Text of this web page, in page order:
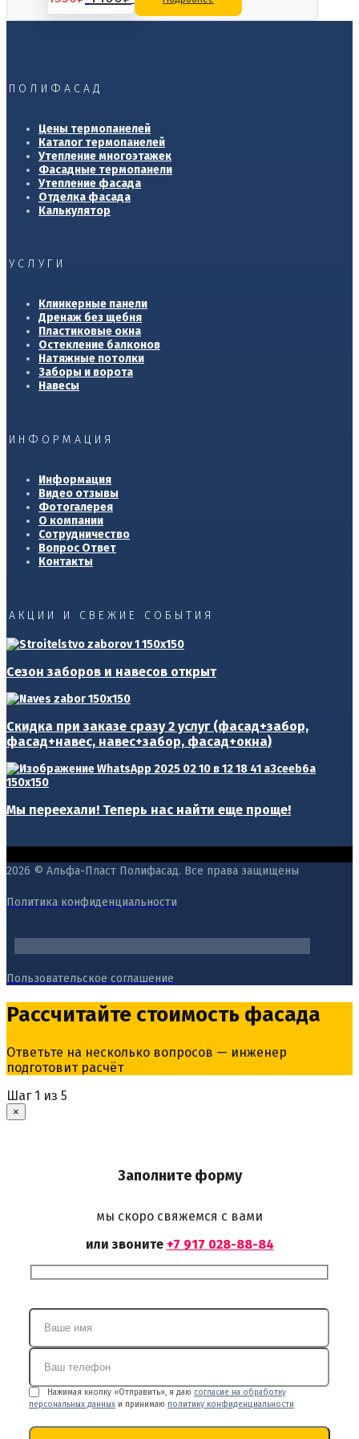
цена цена:
ПОЛИФАСАД
Цены термопанелей
Каталог термопанелей
Утепление многоэтажек
Фасадные термопанели
Утепление фасада
Отделка фасада
Калькулятор
УСЛУГИ
Клинкерные панели
Дренаж без щебня
Пластиковые окна
Остекление балконов
Натяжные потолки
Заборы и ворота
Навесы
ИНФОРМАЦИЯ
Информация
Видео отзывы
Фотогалерея
О компании
Сотрудничество
Вопрос Ответ
Контакты
АКЦИИ И СВЕЖИЕ СОБЫТИЯ
Сезон заборов и навесов открыт
Скидка при заказе сразу 2 услуг (фасад+забор,
фасад+навес, навес+забор, фасад+окна)
Мы переехали! Теперь нас найти еще проще!
2026 © Альфа-Пласт Полифасад. Все права защищены
Политика конфиденциальности
Пользовательское соглашение
Рассчитайте стоимость фасада
Ответьте на несколько вопросов — инженер
подготовит расчёт
Шаг 1 из 5
×
Заполните форму
мы скоро свяжемся с вами
или звоните +7 917 028-88-84
Нажимая кнопку «Отправить», я даю согласие на обработку
персональных данных и принимаю политику конфиденциальности